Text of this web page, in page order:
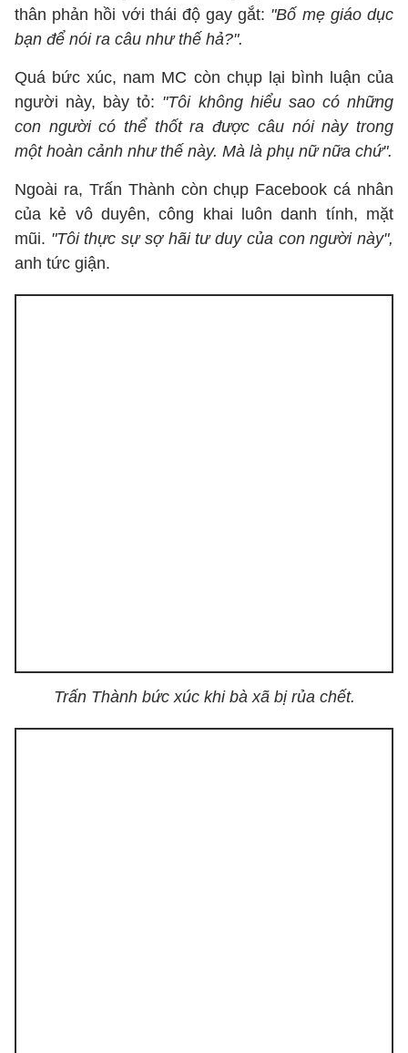
thân phản hồi với thái độ gay gắt: "Bố mẹ giáo dục
bạn để nói ra câu như thế hả?".
Quá bức xúc, nam MC còn chụp lại bình luận của
người này, bày tỏ: "Tôi không hiểu sao có những
con người có thể thốt ra được câu nói này trong
một hoàn cảnh như thế này. Mà là phụ nữ nữa chứ".
Ngoài ra, Trấn Thành còn chụp Facebook cá nhân
của kẻ vô duyên, công khai luôn danh tính, mặt
mũi. "Tôi thực sự sợ hãi tư duy của con người này",
anh tức giận.
Trấn Thành bức xúc khi bà xã bị rủa chết.